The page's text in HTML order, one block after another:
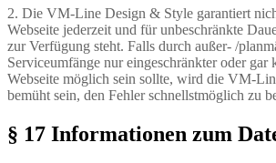
2. Die VM-Line Design & Style garantiert
Webseite jederzeit und für unbeschränkte
zur Verfügung steht. Falls durch außer- /
Serviceumfänge nur eingeschränkter oder
Webseite möglich sein sollte, wird die VM-
bemüht sein, den Fehler schnellstmöglich zu
§ 17 Informationen zum